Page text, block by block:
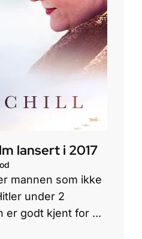
lansert i 2017
mannen som ikke
under 2
er godt kjent for ...